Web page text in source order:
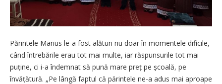
Părintele Marius le-a fost alături nu doar în momentele dificile,
când întrebările erau tot mai multe, iar răspunsurile tot mai
puține, ci i-a îndemnat să pună mare preț pe școală, pe
învățătură. „Pe lângă faptul că părintele ne-a adus mai aproape